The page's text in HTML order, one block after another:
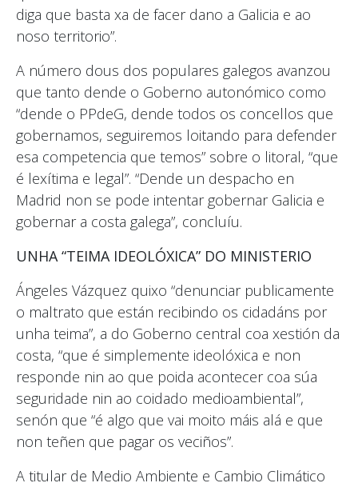
diga que basta xa de facer dano a Galicia e ao
noso territorio”.
A número dous dos populares galegos avanzou
que tanto dende o Goberno autonómico como
“dende o PPdeG, dende todos os concellos que
gobernamos, seguiremos loitando para defender
esa competencia que temos” sobre o litoral, “que
é lexítima e legal”. “Dende un despacho en
Madrid non se pode intentar gobernar Galicia e
gobernar a costa galega”, concluíu.
UNHA “TEIMA IDEOLÓXICA” DO MINISTERIO
Ángeles Vázquez quixo “denunciar publicamente
o maltrato que están recibindo os cidadáns por
unha teima”, a do Goberno central coa xestión da
costa, “que é simplemente ideolóxica e non
responde nin ao que poida acontecer coa súa
seguridade nin ao coidado medioambiental”,
senón que “é algo que vai moito máis alá e que
non teñen que pagar os veciños”.
A titular de Medio Ambiente e Cambio Climático